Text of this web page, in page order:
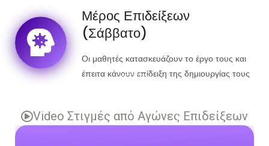
Μέρος Επιδείξεων
(Σάββατο)
Οι μαθητές κατασκευάζουν το έργο τους και
έπειτα κάνουν επίδειξη της δημιουργίας τους
Video Στιγμές από Αγώνες Επιδείξεων